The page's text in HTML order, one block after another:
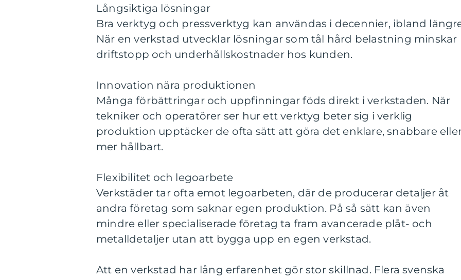
Långsiktiga lösningar
Bra verktyg och pressverktyg kan användas i decennier, ibland
När en verkstad utvecklar lösningar som tål hård belastning minskar
driftstopp och underhållskostnader hos kunden.
Innovation nära produktionen
Många förbättringar och uppfinningar föds direkt i verkstaden. När
tekniker och operatörer ser hur ett verktyg beter sig i verklig
produktion upptäcker de ofta sätt att göra det enklare, snabbare
mer hållbart.
Flexibilitet och legoarbete
Verkstäder tar ofta emot legoarbeten, där de producerar detaljer åt
andra företag som saknar egen produktion. På så sätt kan även
mindre eller specialiserade företag ta fram avancerade plåt- och
metalldetaljer utan att bygga upp en egen verkstad.
Att en verkstad har lång erfarenhet gör stor skillnad. Flera svenska